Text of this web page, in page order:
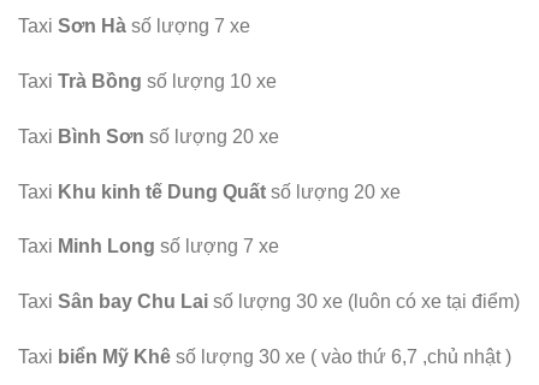
Taxi Sơn Hà số lượng 7 xe
Taxi Trà Bồng số lượng 10 xe
Taxi Bình Sơn số lượng 20 xe
Taxi Khu kinh tế Dung Quất số lượng 20 xe
Taxi Minh Long số lượng 7 xe
Taxi Sân bay Chu Lai số lượng 30 xe (luôn có xe tại điểm)
Taxi biển Mỹ Khê số lượng 30 xe ( vào thứ 6,7 ,chủ nhật )